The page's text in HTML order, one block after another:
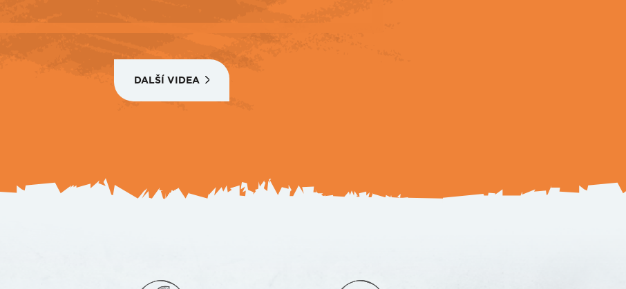
DALŠÍ VIDEA